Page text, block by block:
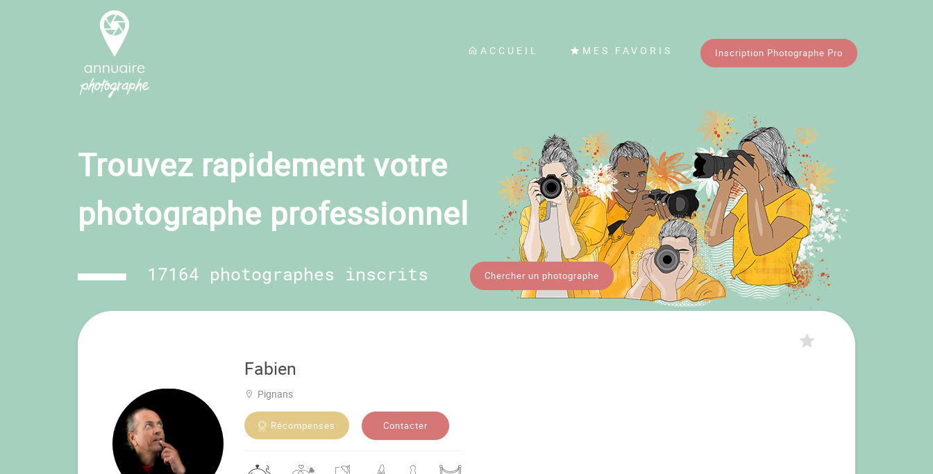
ACCUEIL MES FAVORIS Inscription Photographe Pro
Trouvez rapidement votre
photographe professionnel
17164 photographes inscrits Chercher un photographe
Fabien
Pignans
Récompenses Contacter